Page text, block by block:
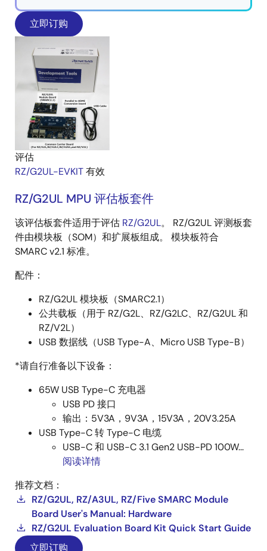
立即订购
评估
RZ/G2UL-EVKIT有效
RZ/G2UL MPU 评估板套件
该评估板套件适用于评估 RZ/G2UL。 RZ/G2UL 评测板套
件由模块板（SOM）和扩展板组成。 模块板符合
SMARC v2.1 标准。
配件：
RZ/G2UL 模块板（SMARC2.1）
公共载板（用于 RZ/G2L、RZ/G2LC、RZ/G2UL 和
RZ/V2L）
USB 数据线（USB Type-A、Micro USB Type-B）
*请自行准备以下设备：
65W USB Type-C 充电器
USB PD 接口
输出：5V3A，9V3A，15V3A，20V3.25A
USB Type-C 转 Type-C 电缆
USB-C 和 USB-C 3.1 Gen2 USB-PD 100W...
阅读详情
推荐文档：
RZ/G2UL, RZ/A3UL, RZ/Five SMARC Module
Board User's Manual: Hardware
RZ/G2UL Evaluation Board Kit Quick Start Guide
立即订购